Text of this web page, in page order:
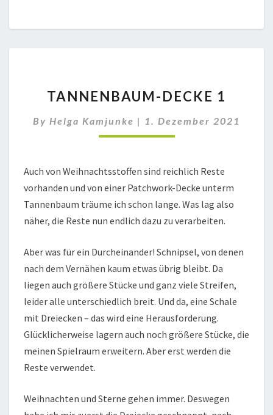
DECKE
TANNENBAUM-DECKE 1
By Helga Kamjunke | 1. Dezember 2021
Auch von Weihnachtsstoffen sind reichlich Reste
vorhanden und von einer Patchwork-Decke unterm
Tannenbaum träume ich schon lange. Was lag also
näher, die Reste nun endlich dazu zu verarbeiten.
Aber was für ein Durcheinander! Schnipsel, von denen
nach dem Vernähen kaum etwas übrig bleibt. Da
liegen auch größere Stücke und ganz viele Streifen,
leider alle unterschiedlich breit. Und da, eine Schale
mit Dreiecken – das wird eine Herausforderung.
Glücklicherweise lagern auch noch größere Stücke, die
meinen Spielraum erweitern. Aber erst werden die
Reste verwendet.
Weihnachten und Sterne gehen immer. Deswegen